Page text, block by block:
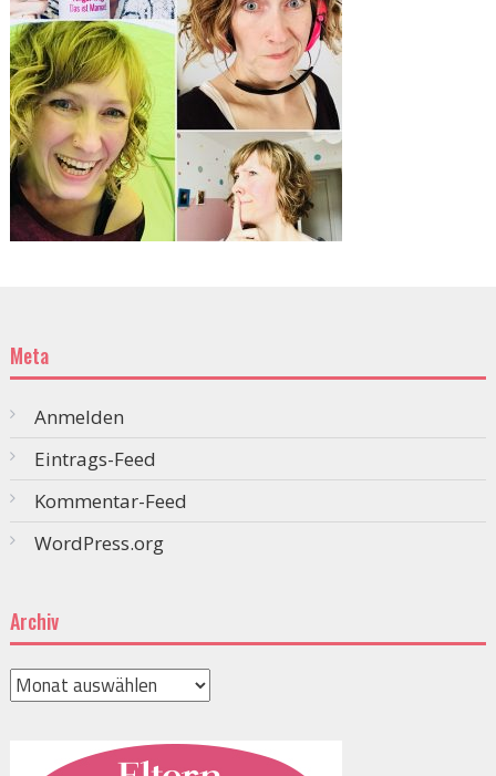
Meta
Anmelden
Eintrags-Feed
Kommentar-Feed
WordPress.org
Archiv
Archiv